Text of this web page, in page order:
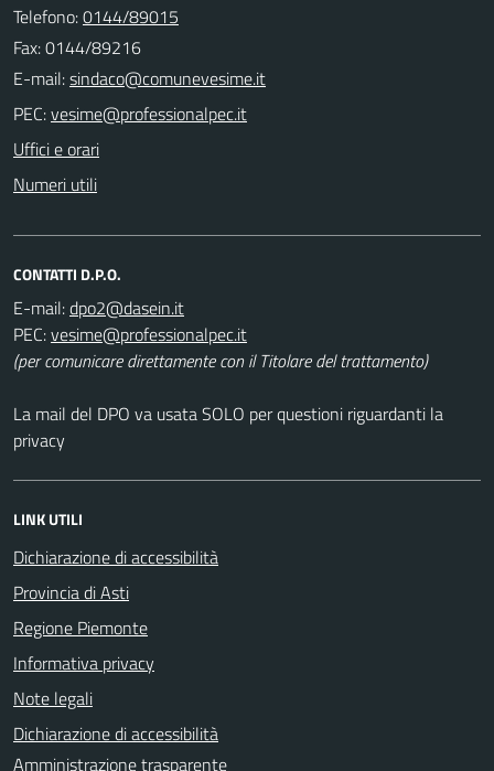
Telefono:0144/89015
Fax: 0144/89216
E-mail:
PEC:
Uffici e orari
Numeri utili
CONTATTI D.P.O.
E-mail:
PEC:
(per comunicare direttamente con il Titolare del trattamento)
La mail del DPO va usata SOLO per questioni riguardanti la
privacy
LINK UTILI
Dichiarazione di accessibilità
Provincia di Asti
Regione Piemonte
Informativa privacy
Note legali
Dichiarazione di accessibilità
Amministrazione trasparente